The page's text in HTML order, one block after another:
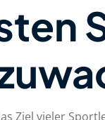
Ziel vieler